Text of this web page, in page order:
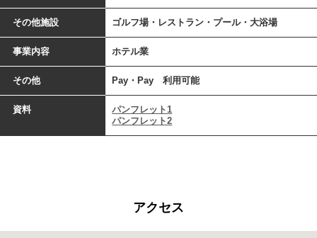
その他施設 ゴルフ場・レストラン・プール・大浴場
事業内容 ホテル業
その他 Pay・Pay 利用可能
資料
パンフレット1
パンフレット2
アクセス